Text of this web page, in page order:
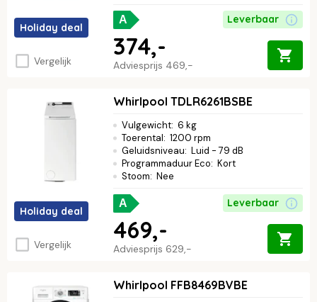
Holiday deal
Vergelijk
A Leverbaar
Adviesprijs 469,-
374,-
Holiday deal
Vergelijk
Whirlpool TDLR6261BSBE
Vulgewicht: 6 kg
Toerental: 1200 rpm
Geluidsniveau: Luid - 79 dB
Programmaduur Eco: Kort
Stoom: Nee
A Leverbaar
Adviesprijs 629,-
469,-
Whirlpool FFB8469BVBE